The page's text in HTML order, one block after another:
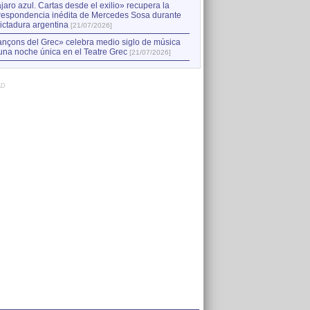
azul. Cartas desde el exilio» recupera la
inédita de Mercedes Sosa durante
argentina [21/07/2026]
del Grec» celebra medio siglo de música
noche única en el Teatre Grec [21/07/2026]